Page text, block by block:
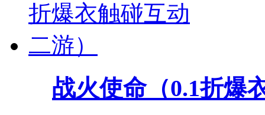
战火使命（0.1折爆